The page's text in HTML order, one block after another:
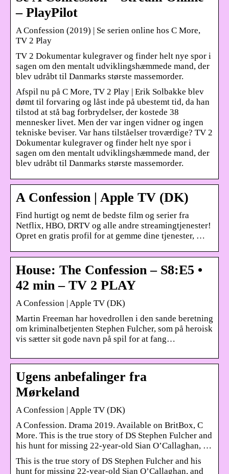
– PlayPilot
A Confession (2019) | Se serien online hos C More,
TV 2 Play
TV 2 Dokumentar kulegraver og finder helt nye spor i
sagen om den mentalt udviklingshæmmede mand, der
blev udråbt til Danmarks største massemorder.
Afspil nu på C More, TV 2 Play | Erik Solbakke blev
dømt til forvaring og låst inde på ubestemt tid, da han
tilstod at stå bag forbrydelser, der kostede 38
mennesker livet. Men der var ingen vidner og ingen
tekniske beviser. Var hans tilståelser troværdige? TV 2
Dokumentar kulegraver og finder helt nye spor i
sagen om den mentalt udviklingshæmmede mand, der
blev udråbt til Danmarks største massemorder.
A Confession | Apple TV (DK)
Find hurtigt og nemt de bedste film og serier fra
Netflix, HBO, DRTV og alle andre streamingtjenester!
Opret en gratis profil for at gemme dine tjenester, …
House: The Confession – S8:E5 •
42 min – TV 2 PLAY
A Confession | Apple TV (DK)
Martin Freeman har hovedrollen i den sande beretning
om kriminalbetjenten Stephen Fulcher, som på heroisk
vis sætter sit gode navn på spil for at fang…
Ugens anbefalinger fra
Mørkeland
A Confession | Apple TV (DK)
A Confession. Drama 2019. Available on BritBox, C
More. This is the true story of DS Stephen Fulcher and
his hunt for missing 22-year-old Sian O’Callaghan, …
This is the true story of DS Stephen Fulcher and his
hunt for missing 22-year-old Sian O’Callaghan, and